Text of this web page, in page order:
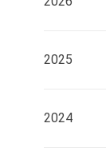
2025
2024